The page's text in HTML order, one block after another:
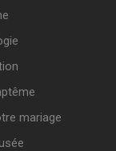
mariage